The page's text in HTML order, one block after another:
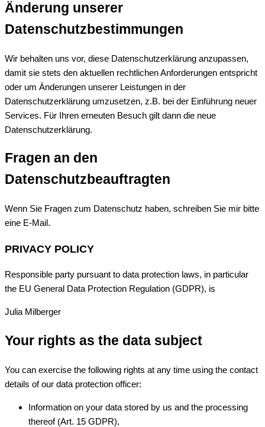
Änderung unserer
Datenschutzbestimmungen
Wir behalten uns vor, diese Datenschutzerklärung anzupassen,
damit sie stets den aktuellen rechtlichen Anforderungen entspricht
oder um Änderungen unserer Leistungen in der
Datenschutzerklärung umzusetzen, z.B. bei der Einführung neuer
Services. Für Ihren erneuten Besuch gilt dann die neue
Datenschutzerklärung.
Fragen an den
Datenschutzbeauftragten
Wenn Sie Fragen zum Datenschutz haben, schreiben Sie mir bitte
eine E-Mail.
PRIVACY POLICY
Responsible party pursuant to data protection laws, in particular
the EU General Data Protection Regulation (GDPR), is
Julia Milberger
Your rights as the data subject
You can exercise the following rights at any time using the contact
details of our data protection officer:
Information on your data stored by us and the processing
thereof (Art. 15 GDPR),